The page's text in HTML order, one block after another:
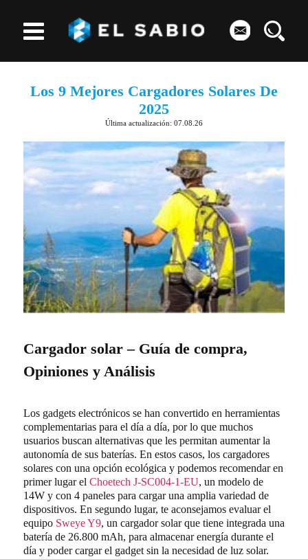
Los 9 Mejores Cargadores Solares De
2025
Última actualización: 07.08.26
Cargador solar – Guía de compra,
Opiniones y Análisis
Los gadgets electrónicos se han convertido en herramientas
complementarias para el día a día, por lo que muchos
usuarios buscan alternativas que les permitan aumentar la
autonomía de sus baterías. En estos casos, los cargadores
solares con una opción ecológica y podemos recomendar en
primer lugar el Choetech J-SC004-1-EU, un modelo de
14W y con 4 paneles para cargar una amplia variedad de
dispositivos. En segundo lugar, te aconsejamos evaluar el
equipo Sweye Y9, un cargador solar que tiene integrada una
batería de 26.800 mAh, para almacenar energía durante el
día y poder cargar el gadget sin la necesidad de luz solar.